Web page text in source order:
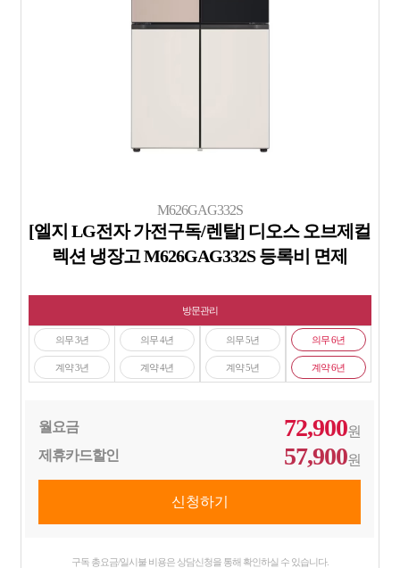
M626GAG332S
[엘지 LG전자 가전구독/렌탈] 디오스 오브제컬
렉션 냉장고 M626GAG332S 등록비 면제
방문관리
의무 3년
계약 3년
의무 4년
계약 4년
의무 5년
계약 5년
의무 6년
계약 6년
월요금 72,900원
제휴카드할인
57,900원
구독 총요금/일시불 비용은 상담신청을 통해 확인하실 수 있습니다.